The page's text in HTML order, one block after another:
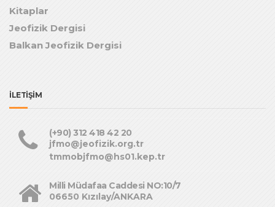
Kitaplar
Jeofizik Dergisi
Balkan Jeofizik Dergisi
İLETİŞİM
(+90) 312 418 42 20
jfmo@jeofizik.org.tr
tmmobjfmo@hs01.kep.tr
Milli Müdafaa Caddesi NO:10/7
06650 Kızılay/ANKARA